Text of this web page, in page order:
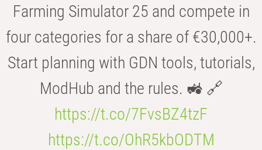
Farming Simulator 25 and compete in
four categories for a share of €30,000+.
Start planning with GDN tools, tutorials,
ModHub and the rules. 🚜 🔗
https://t.co/7FvsBZ4tzF
https://t.co/OhR5kbODTM